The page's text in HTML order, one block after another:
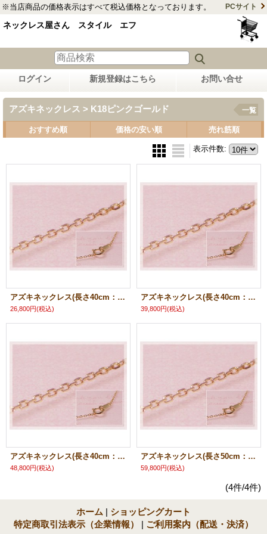
※当店商品の価格表示はすべて税込価格となっております。 PCサイト
ネックレス屋さん スタイル エフ
ログイン 新規登録はこちら お問い合せ
アズキネックレス > K18ピンクゴールド 一覧
おすすめ順 価格の安い順 売れ筋順
表示件数:
アズキネックレス(長さ40cm：幅0.5mm)/ピンクゴールドK18
26,800円(税込)
アズキネックレス(長さ40cm：幅0.8mm)/ピンクゴールドK18
39,800円(税込)
アズキネックレス(長さ40cm：幅1.0mm)/ピンクゴールドK18
48,800円(税込)
アズキネックレス(長さ50cm：幅1.0mm)/ピンクゴールドK18
59,800円(税込)
(4件/4件)
ホーム | ショッピングカート
特定商取引法表示（企業情報）
| ご利用案内（配送・決済）